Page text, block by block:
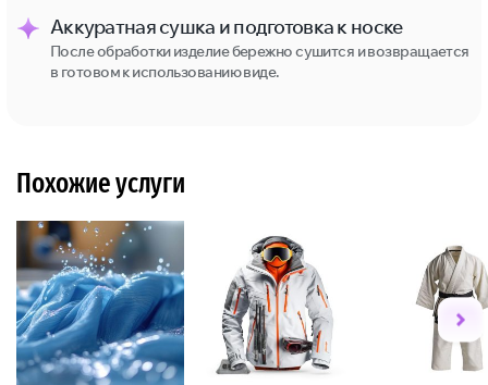
Аккуратная сушка и подготовка к носке
После обработки изделие бережно сушится и возвращается
в готовом к использованию виде.
Похожие услуги